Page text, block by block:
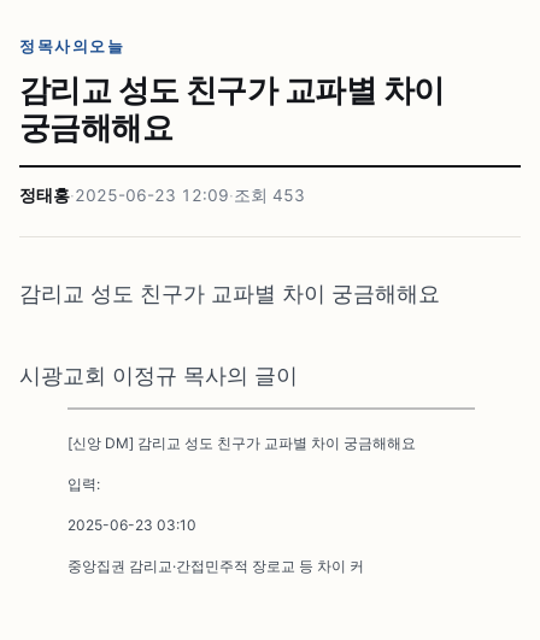
정목사의오늘
감리교 성도 친구가 교파별 차이
궁금해해요
정태홍·2025-06-23 12:09·조회453
감리교 성도 친구가 교파별 차이 궁금해해요
시광교회 이정규 목사의 글이
[신앙 DM] 감리교 성도 친구가 교파별 차이 궁금해해요
입력:
2025-06-23 03:10
중앙집권 감리교·간접민주적 장로교 등 차이 커